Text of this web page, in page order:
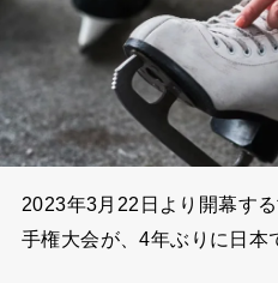
2023年3月22日より開幕す
手権大会が、4年ぶりに日本